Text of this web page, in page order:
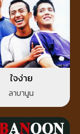
ใจง่าย
ลาบานูน